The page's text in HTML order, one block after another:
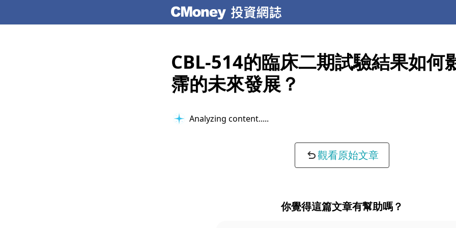
CBL-514的臨床二期試驗結果如何
霈的未來發展？
Analyzing content...
觀看原始文章
你覺得這篇文章有幫助嗎？